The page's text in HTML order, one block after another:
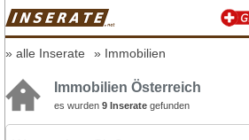
alle Inserate Immobilien
Immobilien Österreich
es wurden 9 Inserate gefunden